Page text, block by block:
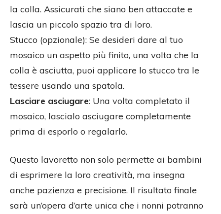
la colla. Assicurati che siano ben attaccate e
lascia un piccolo spazio tra di loro.
Stucco (opzionale): Se desideri dare al tuo
mosaico un aspetto più finito, una volta che la
colla è asciutta, puoi applicare lo stucco tra le
tessere usando una spatola.
Lasciare asciugare: Una volta completato il
mosaico, lascialo asciugare completamente
prima di esporlo o regalarlo.
Questo lavoretto non solo permette ai bambini
di esprimere la loro creatività, ma insegna
anche pazienza e precisione. Il risultato finale
sarà un’opera d’arte unica che i nonni potranno